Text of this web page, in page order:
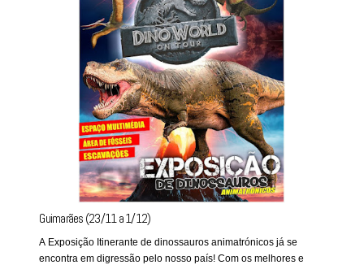
Guimarães (23/11 a 1/12)
A Exposição Itinerante de dinossauros animatrónicos já se
encontra em digressão pelo nosso país! Com os melhores e